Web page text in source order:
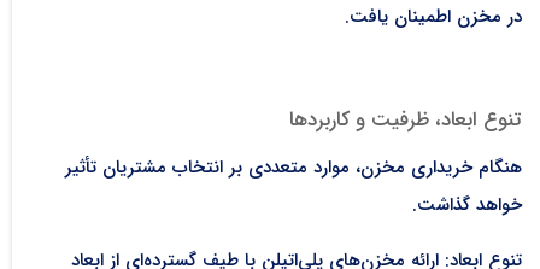
در مخزن اطمینان یافت.
تنوع ابعاد، ظرفیت و کاربردها
هنگام خریداری مخزن، موارد متعددی بر انتخاب مشتریان تأثیر
خواهد گذاشت.
تنوع ابعاد: ارائه مخزن‌های پلی‌اتیلن با طیف گسترده‌ای از ابعاد